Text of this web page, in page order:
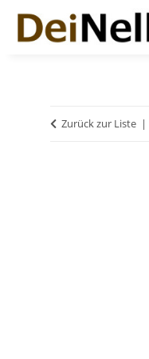
Zurück zur Liste